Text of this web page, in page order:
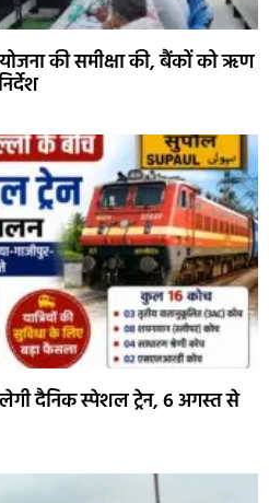
की समीक्षा की, बैंकों को ऋण
दैनिक स्पेशल ट्रेन, 6 अगस्त से